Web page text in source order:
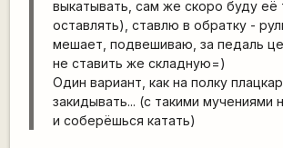
выкатывать, сам же скоро буду её
оставлять), ставлю в обратку -
мешает, подвешиваю, за педаль
не ставить же складную=)
Один вариант, как на полку
закидывать... (с такими мучениями
и соберёшься катать)